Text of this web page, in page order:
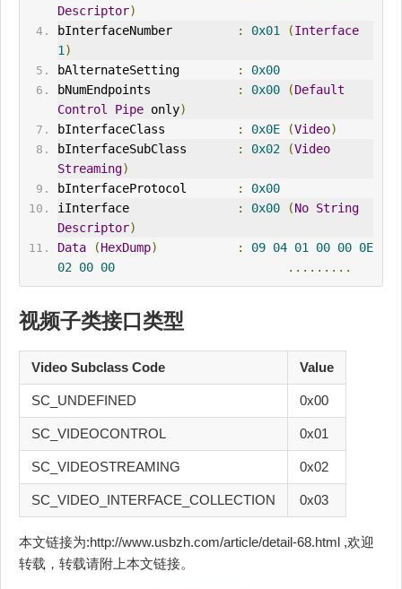
Descriptor)
bInterfaceNumber
: 0x01 (Interface
1 )
bAlternateSetting
:
0x00
bNumEndpoints
: 0x00 (Default
Control
Pipe only)
bInterfaceClass
: 0x0E (Video)
bInterfaceSubClass
: 0x02 (Video
Streaming)
bInterfaceProtocol
:
0x00
iInterface
: 0x00 (No String
Descriptor)
Data
(HexDump) : 09 04 01 00 00 0E
02 00 00 .........
视频子类接口类型
Video Subclass Code Value
SC_UNDEFINED 0x00
SC_VIDEOCONTROL 0x01
SC_VIDEOSTREAMING 0x02
SC_VIDEO_INTERFACE_COLLECTION 0x03
本文链接为:http://www.usbzh.com/article/detail-68.html ,欢迎
转载，转载请附上本文链接。